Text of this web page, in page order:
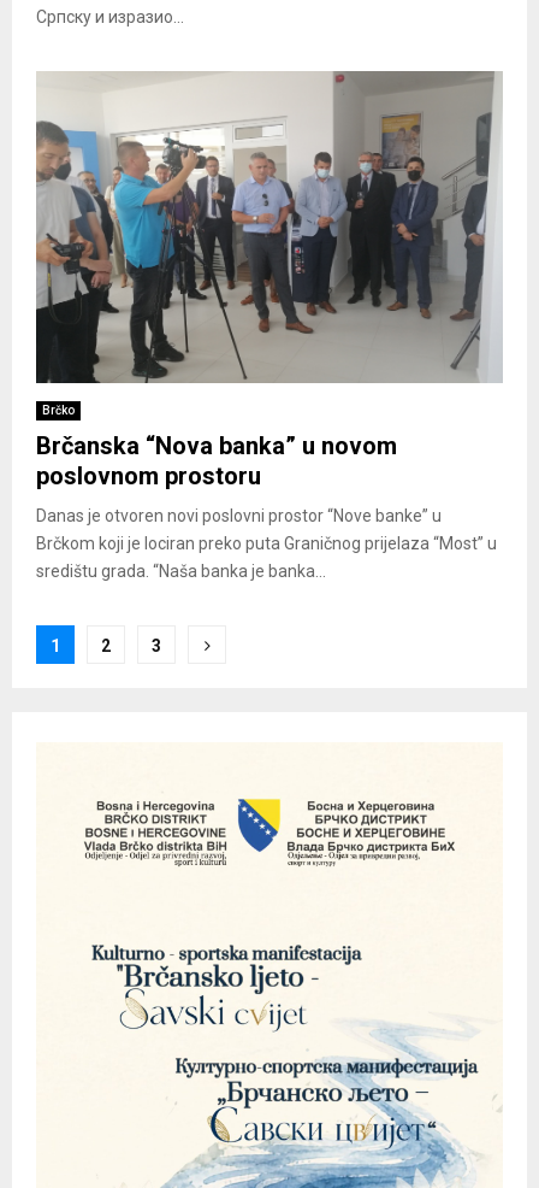
Српску и изразио...
Brčko
Brčanska “Nova banka” u novom
poslovnom prostoru
Danas je otvoren novi poslovni prostor “Nove banke” u
Brčkom koji je lociran preko puta Graničnog prijelaza “Most” u
središtu grada. “Naša banka je banka...
Posts
1 2 3